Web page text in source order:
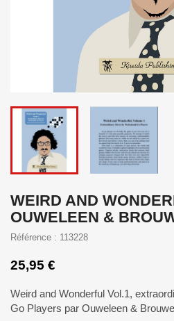
WEIRD AND
OUWELEEN &
Référence : 113228
25,95 €
Weird and Wonderful Vol.1,
Go Players par Ouweleen &